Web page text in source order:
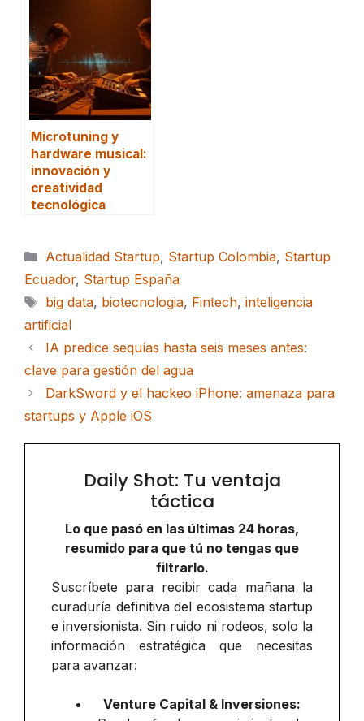
Microtuning y
hardware musical:
innovación y
creatividad
tecnológica
Categorías
Actualidad Startup, Startup Colombia, Startup
Ecuador, Startup España
Etiquetas
big data, biotecnologia, Fintech, inteligencia
artificial
IA predice sequías hasta seis meses antes:
clave para gestión del agua
DarkSword y el hackeo iPhone: amenaza para
startups y Apple iOS
Daily Shot: Tu ventaja
táctica
Lo que pasó en las últimas 24 horas,
resumido para que tú no tengas que
filtrarlo.
Suscríbete para recibir cada mañana la
curaduría definitiva del ecosistema startup
e inversionista. Sin ruido ni rodeos, solo la
información estratégica que necesitas
para avanzar:
Venture Capital & Inversiones: